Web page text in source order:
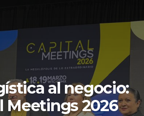
al negocio:
Meetings 2026